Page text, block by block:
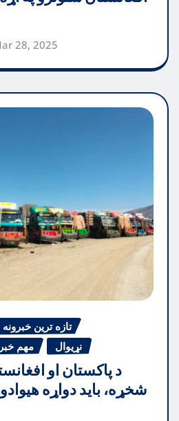
28, 2025
تازه ترین خبرونه
مهم نړیوال
د پاکستان او
شخړه، باید دواړه